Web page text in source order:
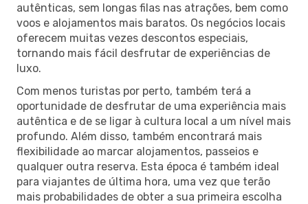
autênticas, sem longas filas nas atrações, bem como
voos e alojamentos mais baratos. Os negócios locais
oferecem muitas vezes descontos especiais,
tornando mais fácil desfrutar de experiências de
luxo.
Com menos turistas por perto, também terá a
oportunidade de desfrutar de uma experiência mais
autêntica e de se ligar à cultura local a um nível mais
profundo. Além disso, também encontrará mais
flexibilidade ao marcar alojamentos, passeios e
qualquer outra reserva. Esta época é também ideal
para viajantes de última hora, uma vez que terão
mais probabilidades de obter a sua primeira escolha